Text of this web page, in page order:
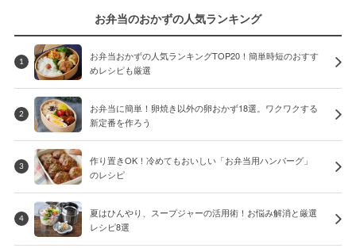
お弁当のおかずの人気ランキング
1
お弁当おかずの人気ランキングTOP20！簡単時短のおすす
めレシピも厳選
2
お弁当に簡単！卵焼き以外の卵おかず18選。ワクワクする
新定番を作ろう
3
作り置きOK！冷めてもおいしい「お弁当用ハンバーグ」
のレシピ
4
夏はひんやり、スープジャーの活用術！お悩み解消と厳選
レシピ8選